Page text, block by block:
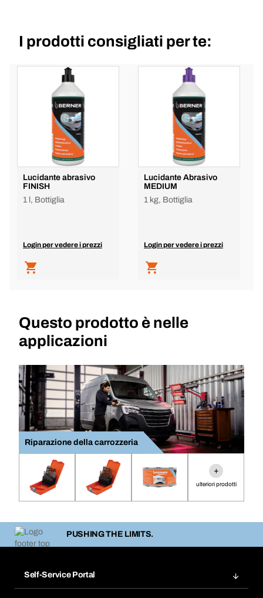
I prodotti consigliati per te:
Lucidante abrasivo
FINISH
1 l, Bottiglia
Login per vedere i prezzi
Lucidante Abrasivo
MEDIUM
1 kg, Bottiglia
Login per vedere i prezzi
Questo prodotto è nelle
applicazioni
Riparazione della carrozzeria
+
ulteriori prodotti
PUSHING THE LIMITS.
Self-Service Portal